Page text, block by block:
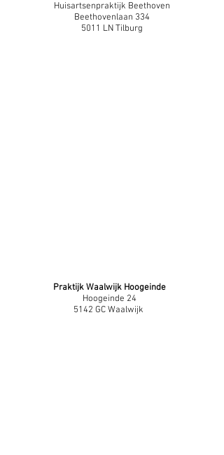
Huisartsenpraktijk Beethoven
Beethovenlaan 334
5011 LN Tilburg
Praktijk Waalwijk Hoogeinde
Hoogeinde 24
5142 GC Waalwijk